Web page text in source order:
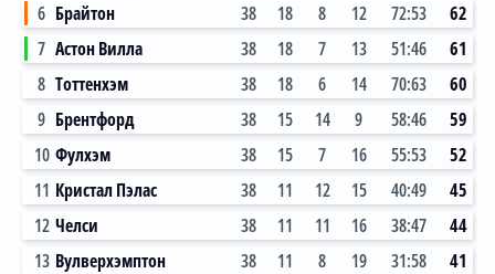
6 Брайтон 38 18 8 12 72:53
62
7 Астон Вилла 38 18 7 13 51:46
61
8 Тоттенхэм 38 18 6 14 70:63
60
9 Брентфорд 38 15 14 9 58:46
59
10 Фулхэм 38 15 7 16 55:53
52
11 Кристал Пэлас 38 11 12 15 40:49
45
12 Челси 38 11 11 16 38:47
44
13 Вулверхэмптон 38 11 8 19 31:58
41